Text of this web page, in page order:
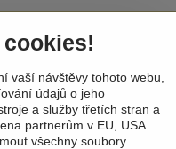
vaší návštěvy tohoto webu,
údajů o jeho
a služby třetích stran a
partnerům v EU, USA
všechny soubory